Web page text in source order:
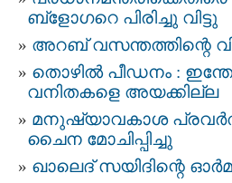
ബ്ളോഗറെ പിരിച്ചു വിട്ടു
അറബ് വസന്തത്തിന്റെ
തൊഴില്‍ പീഡനം :
വനിതകളെ അയക്കില്ല
മനുഷ്യാവകാശ
ചൈന മോചിപ്പിച്ചു
ഖാലെദ്‌ സയിദിന്റെ